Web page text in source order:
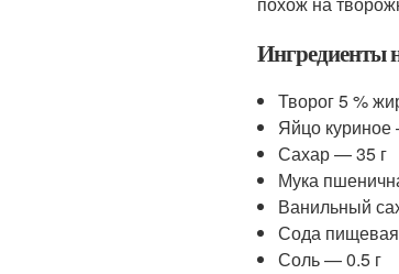
Ингредиенты
Творог 5 %
Яйцо
Сахар — 35 г
Мука
Ванильный
Сода
Соль — 0.5 г